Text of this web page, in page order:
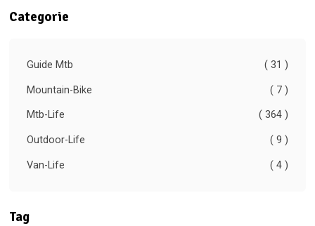
Categorie
Guide Mtb
( 31 )
Mountain-Bike
( 7 )
Mtb-Life
( 364 )
Outdoor-Life
( 9 )
Van-Life
( 4 )
Tag